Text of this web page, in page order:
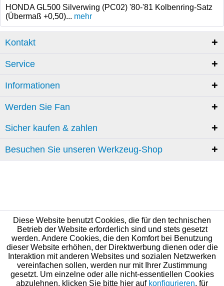
HONDA GL500 Silverwing (PC02) '80-'81 Kolbenring-Satz
(Übermaß +0,50)... mehr
Kontakt
Service
Informationen
Werden Sie Fan
Sicher kaufen & zahlen
Besuchen Sie unseren Werkzeug-Shop
Diese Website benutzt Cookies, die für den technischen
Betrieb der Website erforderlich sind und stets gesetzt
werden. Andere Cookies, die den Komfort bei Benutzung
dieser Website erhöhen, der Direktwerbung dienen oder die
Interaktion mit anderen Websites und sozialen Netzwerken
vereinfachen sollen, werden nur mit Ihrer Zustimmung
gesetzt. Um einzelne oder alle nicht-essentiellen Cookies
abzulehnen, klicken Sie bitte hier auf konfigurieren, für